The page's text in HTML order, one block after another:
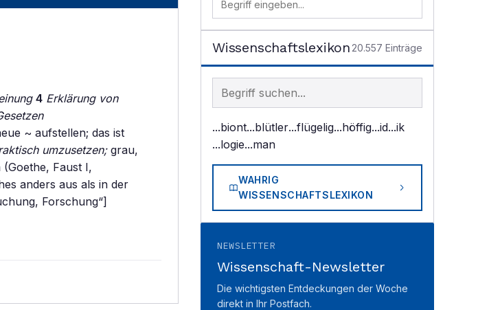
4 Erklärung von
~ aufstellen; das ist
umzusetzen;grau,
Faust I,
anders aus als in der
Forschung“]
Wissenschaftslexikon 20.557 Einträge
Begriff im Lexikon suchen
...biont...blütler...flügelig...höffig...id...ik
...logie...man
WAHRIG
WISSENSCHAFTSLEXIKON
NEWSLETTER
Wissenschaft-Newsletter
Die wichtigsten Entdeckungen der Woche
direkt in Ihr Postfach.